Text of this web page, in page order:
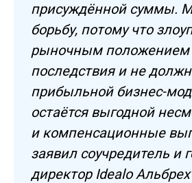
присуждённой суммы.
борьбу, потому что
рыночным положением
последствия и не
прибыльной бизнес-
остаётся выгодной
и компенсационные
заявил соучредитель и
директор Idealo